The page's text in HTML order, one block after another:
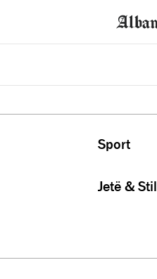
Sport
Jetë & Stil